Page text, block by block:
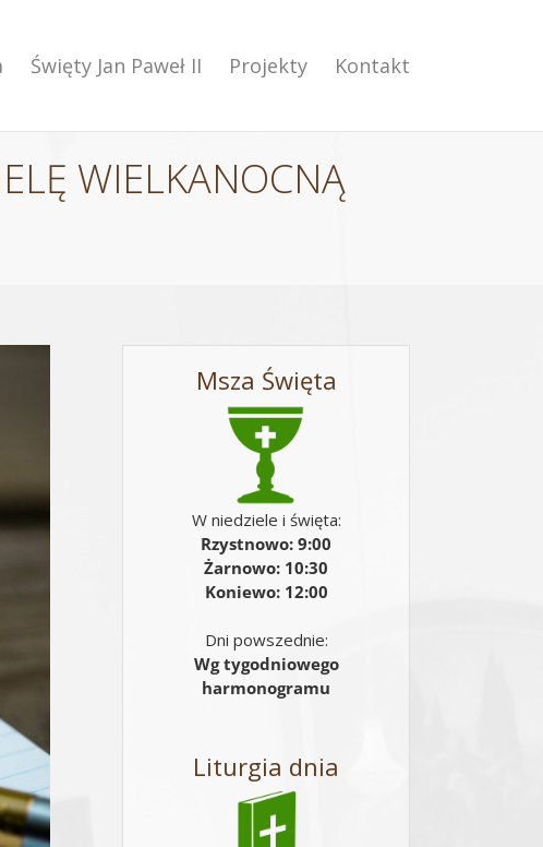
Święty Jan Paweł II Projekty Kontakt
WIELKANOCNĄ
Msza Święta
W niedziele i święta:
Rzystnowo: 9:00
Żarnowo: 10:30
Koniewo: 12:00
Dni powszednie:
Wg tygodniowego
harmonogramu
Liturgia dnia